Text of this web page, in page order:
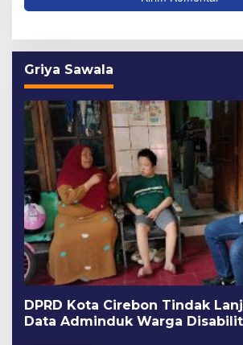
Griya Sawala
DPRD Kota Cirebon Tindak
Data Adminduk Warga